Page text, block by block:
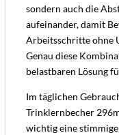
sondern auch die
aufeinander, damit
Arbeitsschritte ohne
Genau diese
belastbaren Lösung
Im täglichen
Trinklernbecher
wichtig eine